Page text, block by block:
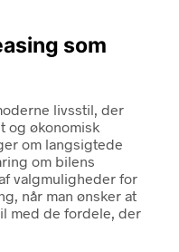
som
livsstil, der
økonomisk
om langsigtede
om bilens
valgmuligheder for
når man ønsker at
med de fordele, der